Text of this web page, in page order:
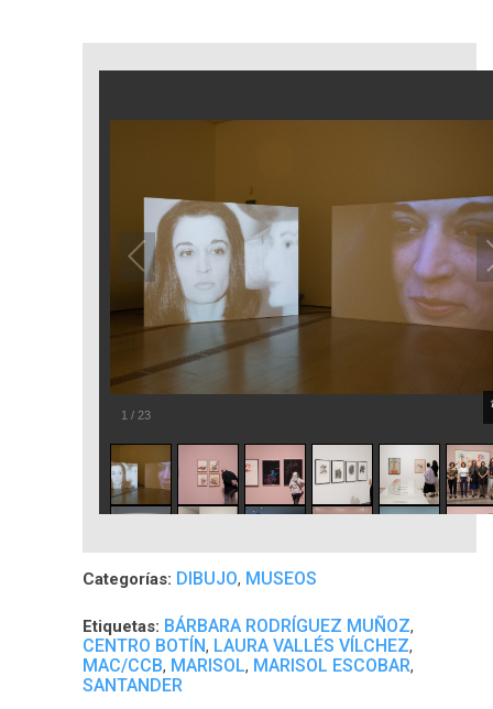
1 / 23
Categorías: DIBUJO, MUSEOS
Etiquetas: BÁRBARA RODRÍGUEZ MUÑOZ,
CENTRO BOTÍN, LAURA VALLÉS VÍLCHEZ,
MAC/CCB, MARISOL, MARISOL ESCOBAR,
SANTANDER